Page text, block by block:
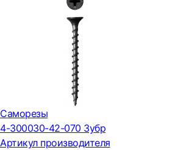
Саморезы
4-300030-42-070 Зубр
Артикул производителя